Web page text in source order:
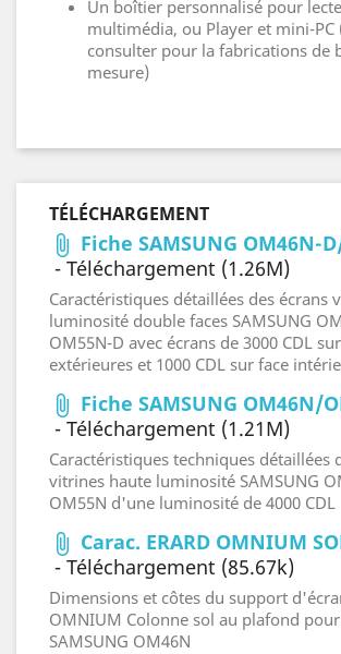
Un boîtier personnalisé pour
multimédia, ou Player et mini-PC
consulter pour la fabrications de
mesure)
TÉLÉCHARGEMENT
attach_file Fiche SAMSUNG OM46N-
- Téléchargement (1.26M)
Caractéristiques détaillées des écrans
luminosité double faces SAMSUNG
OM55N-D avec écrans de 3000 CDL
extérieures et 1000 CDL sur face
attach_file Fiche SAMSUNG OM46N/
- Téléchargement (1.21M)
Caractéristiques techniques détaillées
vitrines haute luminosité SAMSUNG
OM55N d'une luminosité de 4000 CDL
attach_file Carac. ERARD OMNIUM
- Téléchargement (85.67k)
Dimensions et côtes du support
OMNIUM Colonne sol au plafond
SAMSUNG OM46N